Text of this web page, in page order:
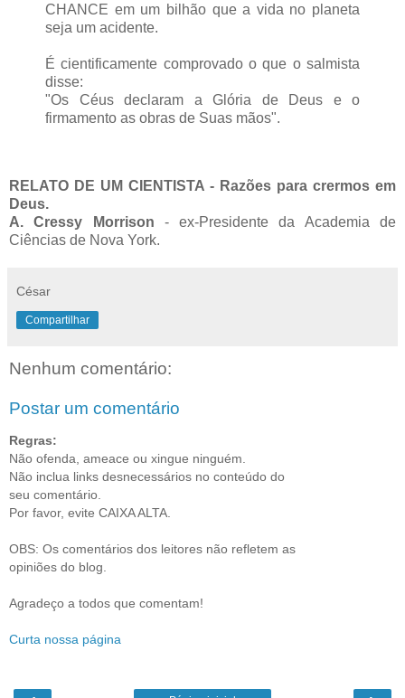
CHANCE em um bilhão que a vida no planeta
seja um acidente.
É cientificamente comprovado o que o salmista
disse:
"Os Céus declaram a Glória de Deus e o
firmamento as obras de Suas mãos".
RELATO DE UM CIENTISTA - Razões para crermos em
Deus.
A. Cressy Morrison - ex-Presidente da Academia de
Ciências de Nova York.
César
Compartilhar
Nenhum comentário:
Postar um comentário
Regras:
Não ofenda, ameace ou xingue ninguém.
Não inclua links desnecessários no conteúdo do
seu comentário.
Por favor, evite CAIXA ALTA.
OBS: Os comentários dos leitores não refletem as
opiniões do blog.
Agradeço a todos que comentam!
Curta nossa página